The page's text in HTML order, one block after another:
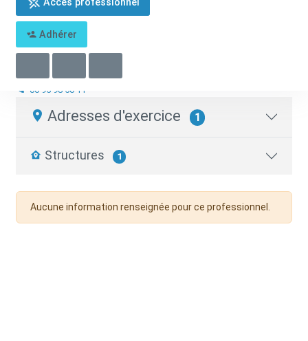
Accès professionnel
Adhérer
Retour
Sylvie ALLOIN
Infirmier.e libéral.e
06 95 98 50 11
Adresses d'exercice 1
Structures 1
Aucune information renseignée pour ce professionnel.